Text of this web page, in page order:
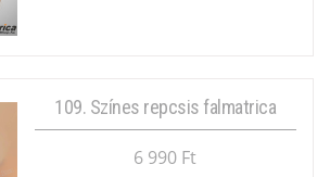
109. Színes repcsis falmatrica
6 990 Ft